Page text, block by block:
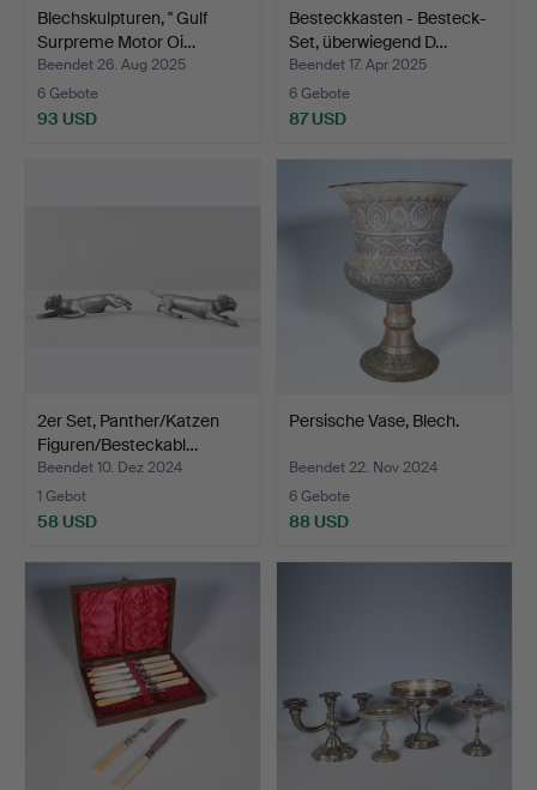
Blechskulpturen, '' Gulf
Surpreme Motor Oi…
Beendet 26. Aug 2025
6 Gebote
93 USD
Besteckkasten - Besteck-
Set, überwiegend D…
Beendet 17. Apr 2025
6 Gebote
87 USD
2er Set, Panther/Katzen
Figuren/Besteckabl…
Beendet 10. Dez 2024
1 Gebot
58 USD
Persische Vase, Blech.
Beendet 22. Nov 2024
6 Gebote
88 USD